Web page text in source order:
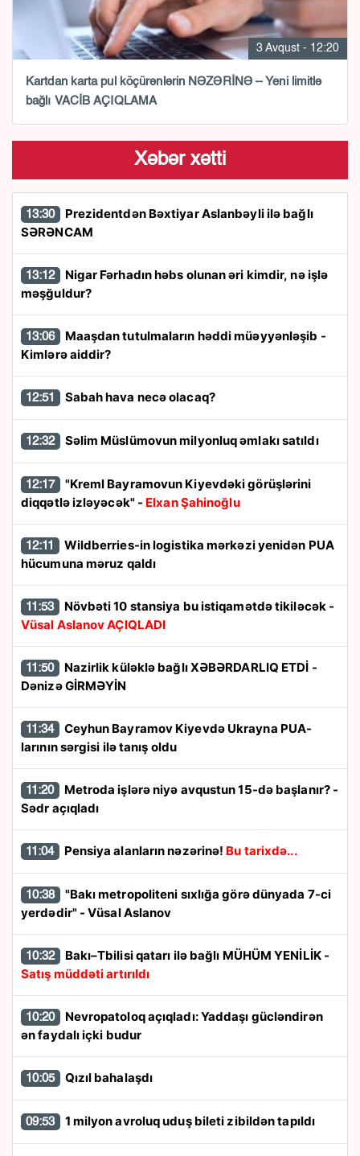
3 Avqust - 12:20
Kartdan karta pul köçürənlərin NƏZƏRİNƏ – Yeni limitlə
bağlı VACİB AÇIQLAMA
Xəbər xətti
13:30
SƏRƏNCAM
13:12
məşğuldur?
13:06
Kimlərə aiddir?
12:51 Sabah hava necə olacaq?
12:32 Səlim Müslümovun milyonluq əmlakı satıldı
12:17
diqqətlə izləyəcək" - Elxan Şahinoğlu
12:11
hücumuna məruz qaldı
11:53
Növbəti 10 stansiya bu istiqamətdə tikiləcək -
Vüsal Aslanov AÇIQLADI
11:50
Dənizə GİRMƏYİN
11:34
larının sərgisi ilə tanış oldu
11:20
Sədr açıqladı
11:04 Pensiya alanların nəzərinə! Bu tarixdə...
10:38
yerdədir" - Vüsal Aslanov
10:32
Bakı–Tbilisi qatarı ilə bağlı MÜHÜM YENİLİK -
Satış müddəti artırıldı
10:20
ən faydalı içki budur
10:05 Qızıl bahalaşdı
09:53 1 milyon avroluq uduş bileti zibildən tapıldı